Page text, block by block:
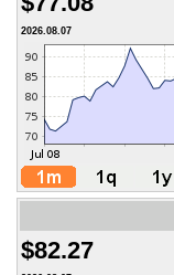
2026.08.07
$82.27